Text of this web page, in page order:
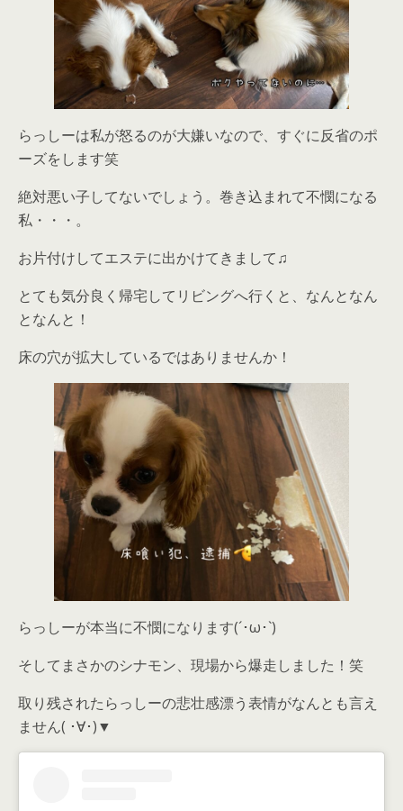
らっしーは私が怒るのが大嫌いなので、すぐに反省のポ
ーズをします笑
絶対悪い子してないでしょう。巻き込まれて不憫になる
私・・・。
お片付けしてエステに出かけてきまして♫
とても気分良く帰宅してリビングへ行くと、なんとなん
となんと！
床の穴が拡大しているではありませんか！
らっしーが本当に不憫になります(´･ω･`)
そしてまさかのシナモン、現場から爆走しました！笑
取り残されたらっしーの悲壮感漂う表情がなんとも言え
ません( ･∀･)▼